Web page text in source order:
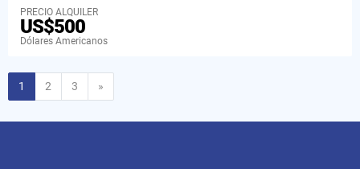
PRECIO ALQUILER
US$500
Dólares Americanos
1 2 3 »